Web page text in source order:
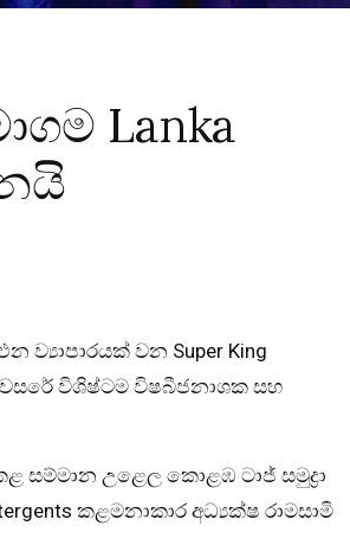
Lanka
වන Super King
වසරේ විශිෂ්ටම විෂබීජනාශක සහ
කළ සම්මාන උළෙල කොළඹ ටාජ් සමුද්‍රා
කළමනාකාර අධ්‍යක්ෂ රාමසාමි